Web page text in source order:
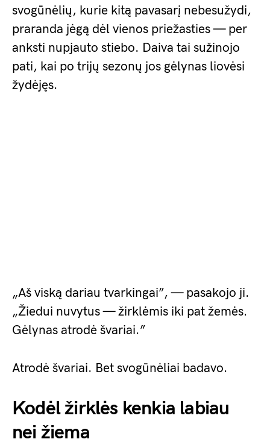
svogūnėlių, kurie kitą pavasarį nebesužydi,
praranda jėgą dėl vienos priežasties — per
anksti nupjauto stiebo. Daiva tai sužinojo
pati, kai po trijų sezonų jos gėlynas liovėsi
žydėjęs.
„Aš viską dariau tvarkingai”, — pasakojo ji.
„Žiedui nuvytus — žirklėmis iki pat žemės.
Gėlynas atrodė švariai.”
Atrodė švariai. Bet svogūnėliai badavo.
Kodėl žirklės kenkia labiau
nei žiema